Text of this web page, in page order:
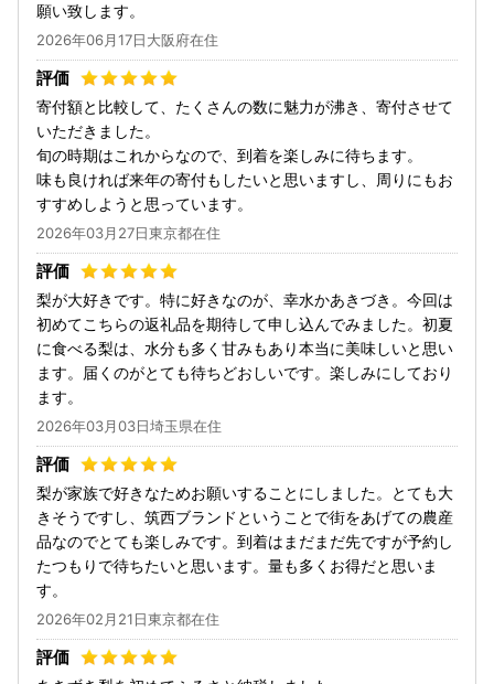
願い致します。
2026年06月17日大阪府在住
寄付額と比較して、たくさんの数に魅力が沸き、寄付させて
いただきました。
旬の時期はこれからなので、到着を楽しみに待ちます。
味も良ければ来年の寄付もしたいと思いますし、周りにもお
すすめしようと思っています。
2026年03月27日東京都在住
梨が大好きです。特に好きなのが、幸水かあきづき。今回は
初めてこちらの返礼品を期待して申し込んでみました。初夏
に食べる梨は、水分も多く甘みもあり本当に美味しいと思い
ます。届くのがとても待ちどおしいです。楽しみにしており
ます。
2026年03月03日埼玉県在住
梨が家族で好きなためお願いすることにしました。とても大
きそうですし、筑西ブランドということで街をあげての農産
品なのでとても楽しみです。到着はまだまだ先ですが予約し
たつもりで待ちたいと思います。量も多くお得だと思いま
す。
2026年02月21日東京都在住